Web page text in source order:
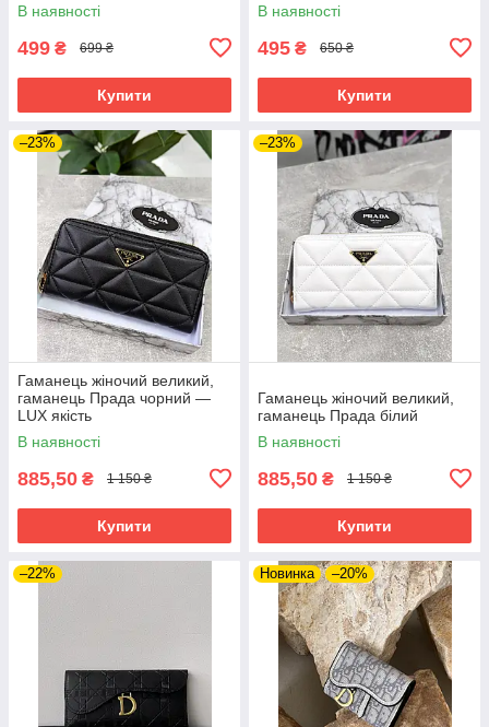
В наявності
499 ₴ 699 ₴
Купити
В наявності
495 ₴ 650 ₴
Купити
–23%
Гаманець жіночий великий,
гаманець Прада чорний —
LUX якість
В наявності
885,50 ₴ 1 150 ₴
Купити
–23%
Гаманець жіночий великий,
гаманець Прада білий
В наявності
885,50 ₴ 1 150 ₴
Купити
–22% Новинка –20%